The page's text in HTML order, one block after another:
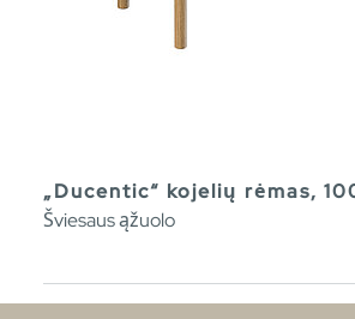
„Ducentic“ kojelių rėmas,
Šviesaus ąžuolo